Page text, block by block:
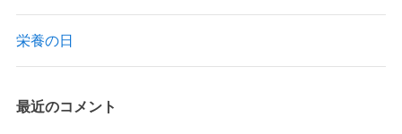
栄養の日
最近のコメント